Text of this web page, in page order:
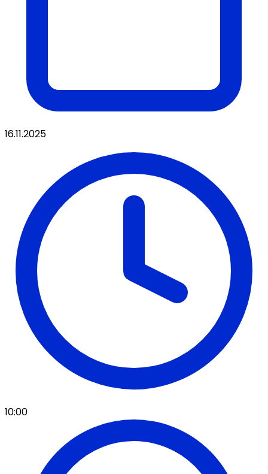
16.11.2025
10:00